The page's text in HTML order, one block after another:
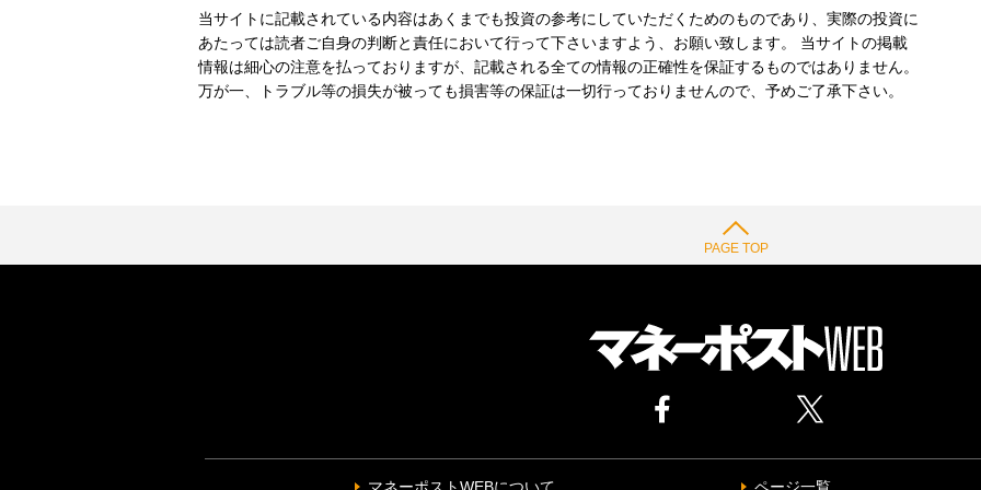
当サイトに記載されている内容はあくまでも投資の参考にしていただくためのものであり、実際の投資に
あたっては読者ご自身の判断と責任において行って下さいますよう、お願い致します。 当サイトの掲載
情報は細心の注意を払っておりますが、記載される全ての情報の正確性を保証するものではありません。
万が一、トラブル等の損失が被っても損害等の保証は一切行っておりませんので、予めご了承下さい。
PAGE TOP